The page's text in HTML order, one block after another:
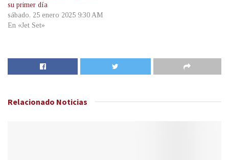
su primer día
sábado, 25 enero 2025 9:30 AM
En «Jet Set»
Relacionado Noticias